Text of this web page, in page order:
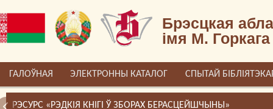
Брэсцкая
імя М. Горкага
ГАЛОЎНАЯ ЭЛЕКТРОННЫ КАТАЛОГ СПЫТАЙ
РЭСУРС «РЭДКІЯ КНІГІ Ў ЗБОРАХ БЕРАСЦЕЙШЧЫНЫ»